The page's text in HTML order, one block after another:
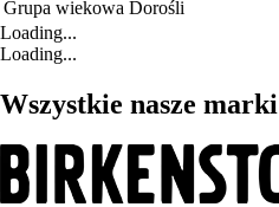
Grupa wiekowa Dorośli
Loading...
Loading...
Wszystkie nasze marki